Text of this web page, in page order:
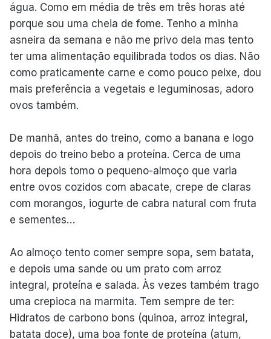
água. Como em média de três em três horas até
porque sou uma cheia de fome. Tenho a minha
asneira da semana e não me privo dela mas tento
ter uma alimentação equilibrada todos os dias. Não
como praticamente carne e como pouco peixe, dou
mais preferência a vegetais e leguminosas, adoro
ovos também.
De manhã, antes do treino, como a banana e logo
depois do treino bebo a proteína. Cerca de uma
hora depois tomo o pequeno-almoço que varia
entre ovos cozidos com abacate, crepe de claras
com morangos, iogurte de cabra natural com fruta
e sementes…
Ao almoço tento comer sempre sopa, sem batata,
e depois uma sande ou um prato com arroz
integral, proteína e salada. Às vezes também trago
uma crepioca na marmita. Tem sempre de ter:
Hidratos de carbono bons (quinoa, arroz integral,
batata doce), uma boa fonte de proteína (atum,